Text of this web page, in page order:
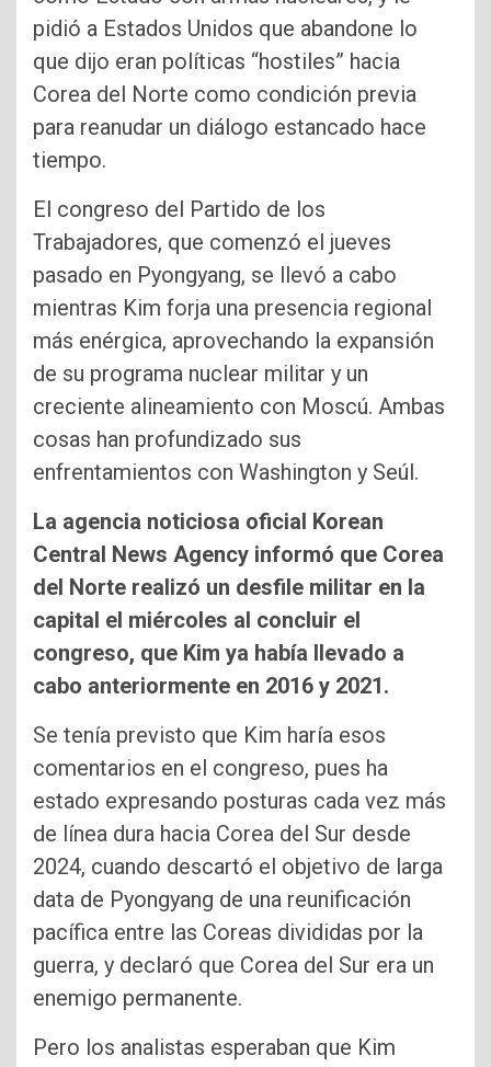
pidió a Estados Unidos que abandone lo
que dijo eran políticas “hostiles” hacia
Corea del Norte como condición previa
para reanudar un diálogo estancado hace
tiempo.
El congreso del Partido de los
Trabajadores, que comenzó el jueves
pasado en Pyongyang, se llevó a cabo
mientras Kim forja una presencia regional
más enérgica, aprovechando la expansión
de su programa nuclear militar y un
creciente alineamiento con Moscú. Ambas
cosas han profundizado sus
enfrentamientos con Washington y Seúl.
La agencia noticiosa oficial Korean
Central News Agency informó que Corea
del Norte realizó un desfile militar en la
capital el miércoles al concluir el
congreso, que Kim ya había llevado a
cabo anteriormente en 2016 y 2021.
Se tenía previsto que Kim haría esos
comentarios en el congreso, pues ha
estado expresando posturas cada vez más
de línea dura hacia Corea del Sur desde
2024, cuando descartó el objetivo de larga
data de Pyongyang de una reunificación
pacífica entre las Coreas divididas por la
guerra, y declaró que Corea del Sur era un
enemigo permanente.
Pero los analistas esperaban que Kim